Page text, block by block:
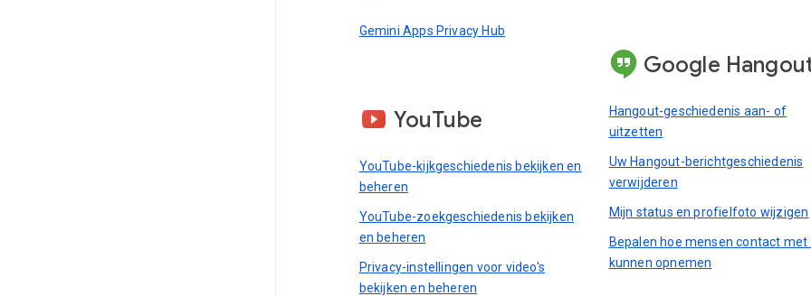
Gemini Apps Privacy Hub
YouTube
YouTube-kijkgeschiedenis bekijken en
beheren
YouTube-zoekgeschiedenis bekijken
en beheren
Privacy-instellingen voor video's
bekijken en beheren
Google
Hangout-geschiedenis aan- of
uitzetten
Uw Hangout-berichtgeschiedenis
verwijderen
Mijn status en profielfoto wijzigen
Bepalen hoe mensen contact met
kunnen opnemen